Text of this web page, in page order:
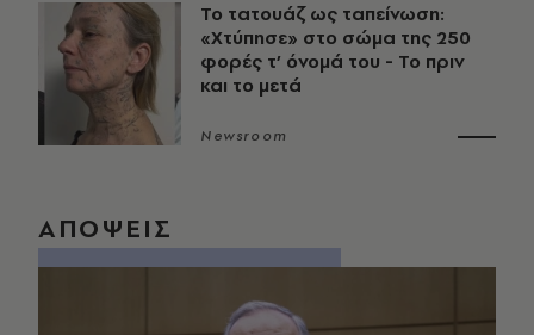
Το τατουάζ ως ταπείνωση:
«Χτύπησε» στο σώμα της 250
φορές τ’ όνομά του - Το πριν
και το μετά
Newsroom
ΑΠΟΨΕΙΣ